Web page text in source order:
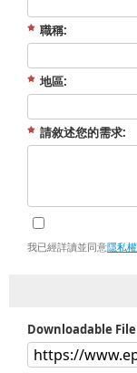
職稱:
地區:
請敘述您的需求:
我已經詳讀並同意隱私
Downloadable File